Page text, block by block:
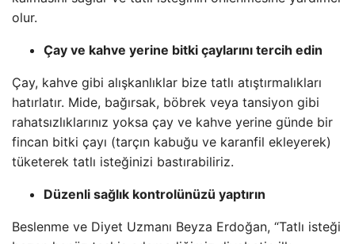
olur.
Çay ve kahve yerine bitki çaylarını tercih edin
Çay, kahve gibi alışkanlıklar bize tatlı atıştırmalıkları
hatırlatır. Mide, bağırsak, böbrek veya tansiyon gibi
rahatsızlıklarınız yoksa çay ve kahve yerine günde bir
fincan bitki çayı (tarçın kabuğu ve karanfil ekleyerek)
tüketerek tatlı isteğinizi bastırabiliriz.
Düzenli sağlık kontrolünüzü yaptırın
Beslenme ve Diyet Uzmanı Beyza Erdoğan, “Tatlı isteği